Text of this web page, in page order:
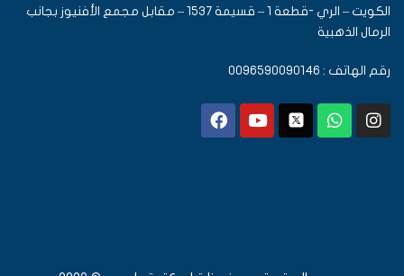
الكويت – الري -قطعة 1 – قسيمة 1537 – مقابل مجمع الأفنيوز بجانب
الرمال الذهبية
رقم الهاتف : 0096590090146